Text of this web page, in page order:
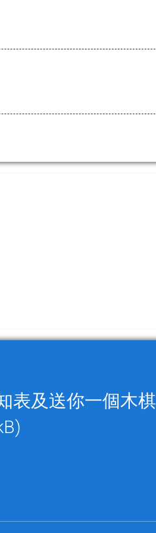
表及送你一個木棋